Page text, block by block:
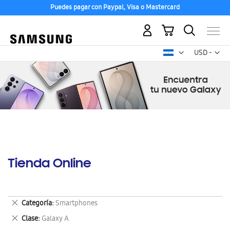
Puedes pagar con Paypal, Visa o Mastercard
USD -
dólar
Mi carrito
Tienda Online
Categoría Smartphones
Eliminar
este
artículo
Clase Galaxy A
Eliminar